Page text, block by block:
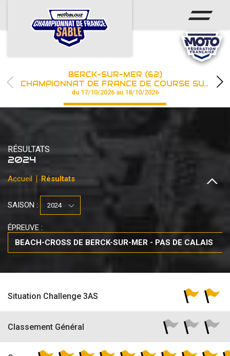
ACCUEIL
ACTUS
CHAMPIONNAT
RÉSULTATS
PARTENAIRES
les engagements
BERCK-SUR-MER (62)
CHAMPIONNAT DE FRANCE DE COURSE SUR SABLE
du 17/10/2026 au 18/10/2026
RÉSULTATS
2024
Accueil Résultats
SAISON :
ÉPREUVE :
Situation Challenge 3AS
Classement Général